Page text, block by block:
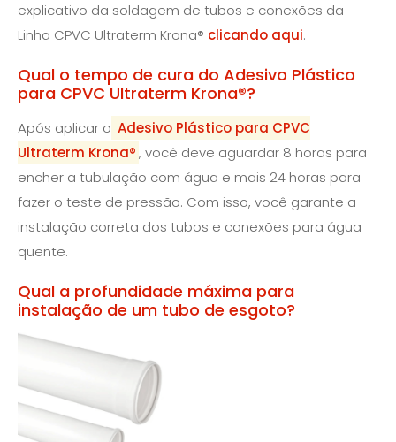
explicativo da soldagem de tubos e conexões da
Linha CPVC Ultraterm Krona® clicando aqui.
Qual o tempo de cura do Adesivo Plástico
para CPVC Ultraterm Krona®?
Após aplicar o Adesivo Plástico para CPVC
Ultraterm Krona®, você deve aguardar 8 horas para
encher a tubulação com água e mais 24 horas para
fazer o teste de pressão. Com isso, você garante a
instalação correta dos tubos e conexões para água
quente.
Qual a profundidade máxima para
instalação de um tubo de esgoto?